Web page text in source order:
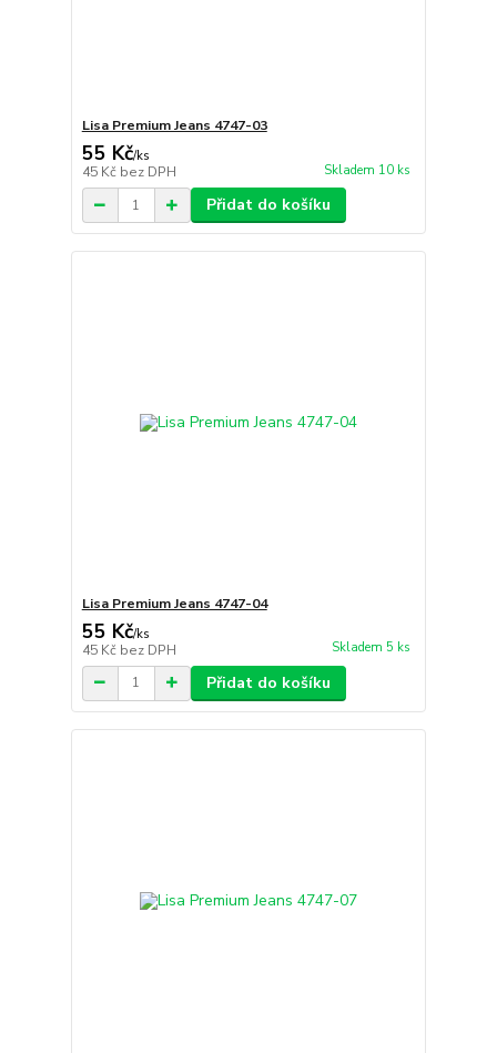
Lisa Premium Jeans 4747-03
55 Kč/ks
45 Kč bez DPH Skladem 10 ks
Přidat do košíku
Lisa Premium Jeans 4747-04
55 Kč/ks
45 Kč bez DPH Skladem 5 ks
Přidat do košíku